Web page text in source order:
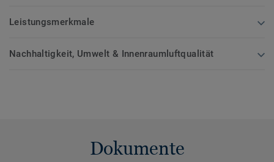
Leistungsmerkmale
Nachhaltigkeit, Umwelt & Innenraumluftqualität
Dokumente